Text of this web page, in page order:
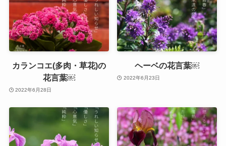
カランコエ(多肉・草花)の
花言葉￼
2022年6月28日
ヘーベの花言葉￼
2022年6月23日